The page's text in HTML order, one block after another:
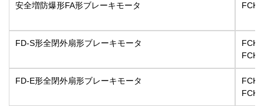
安全増防爆形FA形ブレーキモータ
FD-S形全閉外扇形ブレーキモータ
FD-E形全閉外扇形ブレーキモータ